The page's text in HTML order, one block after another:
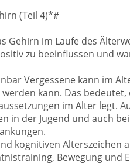
(Teil 4)*#
Gehirn im Laufe des
zu beeinflussen und
Vergessene kann im
kann. Das bedeutet,
im Alter legt.
in der Jugend und auch
kognitiven Alterszeichen
Bewegung und